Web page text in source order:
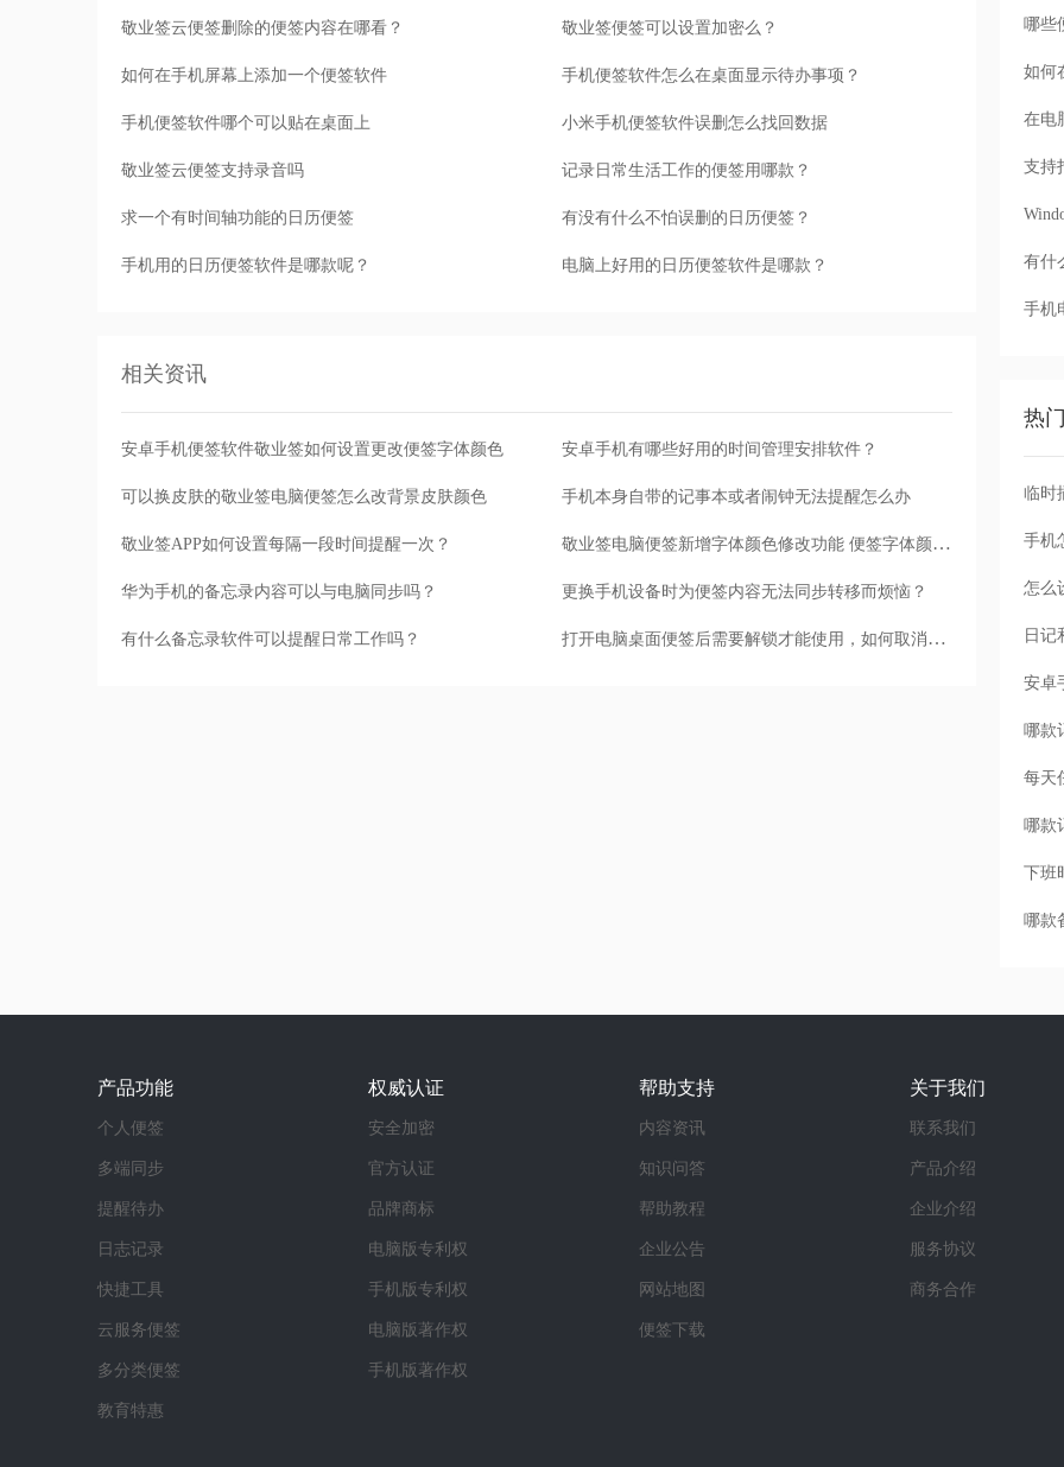
敬业签云便签删除的便签内容在哪看？ 敬业签便签可以设置加密么？
如何在手机屏幕上添加一个便签软件 手机便签软件怎么在桌面显示待办事项？
手机便签软件哪个可以贴在桌面上 小米手机便签软件误删怎么找回数据
敬业签云便签支持录音吗 记录日常生活工作的便签用哪款？
求一个有时间轴功能的日历便签 有没有什么不怕误删的日历便签？
手机用的日历便签软件是哪款呢？ 电脑上好用的日历便签软件是哪款？
相关资讯
安卓手机便签软件敬业签如何设置更改便签字体颜色 安卓手机有哪些好用的时间管理安排软件？
可以换皮肤的敬业签电脑便签怎么改背景皮肤颜色 手机本身自带的记事本或者闹钟无法提醒怎么办
敬业签APP如何设置每隔一段时间提醒一次？ 敬业签电脑便签新增字体颜色修改功能 便签字体颜色该如何修改？
华为手机的备忘录内容可以与电脑同步吗？ 更换手机设备时为便签内容无法同步转移而烦恼？
有什么备忘录软件可以提醒日常工作吗？ 打开电脑桌面便签后需要解锁才能使用，如何取消锁屏保护？
哪些
如何
在电
支持
有什
手机
热
手机
怎么
每天
下班
产品功能
个人便签
多端同步
提醒待办
日志记录
快捷工具
云服务便签
多分类便签
教育特惠
权威认证
安全加密
官方认证
品牌商标
电脑版专利权
手机版专利权
电脑版著作权
手机版著作权
帮助支持
内容资讯
知识问答
帮助教程
企业公告
网站地图
便签下载
关于我们
联系我们
产品介绍
企业介绍
服务协议
商务合作